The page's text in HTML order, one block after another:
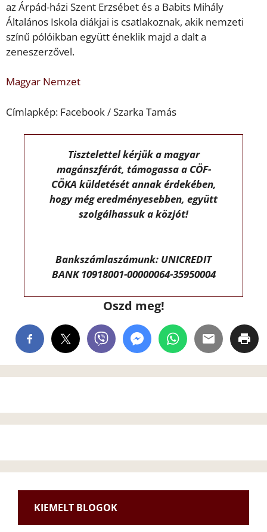
az Árpád-házi Szent Erzsébet és a Babits Mihály
Általános Iskola diákjai is csatlakoznak, akik nemzeti
színű pólóikban együtt éneklik majd a dalt a
zeneszerzővel.
Magyar Nemzet
Címlapkép: Facebook / Szarka Tamás
Tisztelettel kérjük a magyar
magánszférát, támogassa a CÖF-
CÖKA küldetését annak érdekében,
hogy még eredményesebben, együtt
szolgálhassuk a közjót!
Bankszámlaszámunk: UNICREDIT
BANK 10918001-00000064-35950004
Oszd meg!
KIEMELT BLOGOK